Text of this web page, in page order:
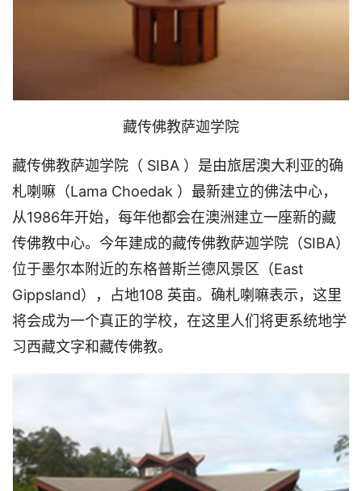
藏传佛教萨迦学院
藏传佛教萨迦学院（ SIBA ）是由旅居澳大利亚的确
札喇嘛（Lama Choedak ）最新建立的佛法中心，
从1986年开始，每年他都会在澳洲建立一座新的藏
传佛教中心。今年建成的藏传佛教萨迦学院（SIBA）
位于墨尔本附近的东格普斯兰德风景区（East
Gippsland），占地108 英亩。确札喇嘛表示，这里
将会成为一个真正的学校，在这里人们将更系统地学
习西藏文字和藏传佛教。